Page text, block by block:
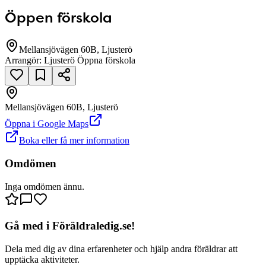
Öppen förskola
Mellansjövägen 60B, Ljusterö
Arrangör: Ljusterö Öppna förskola
null
Mellansjövägen 60B
Mellansjövägen 60B, Ljusterö
Öppna i Google Maps
Boka eller få mer information
Omdömen
Inga omdömen ännu.
Gå med i Föräldraledig.se!
Dela med dig av dina erfarenheter och hjälp andra föräldrar att
upptäcka aktiviteter.